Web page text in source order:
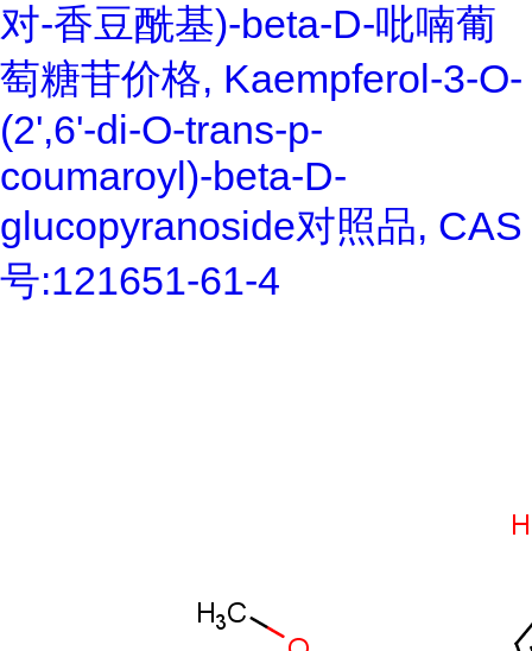
对-香豆酰基)-beta-D-吡喃葡
萄糖苷价格, Kaempferol-3-O-
(2',6'-di-O-trans-p-
coumaroyl)-beta-D-
glucopyranoside对照品, CAS
号:121651-61-4